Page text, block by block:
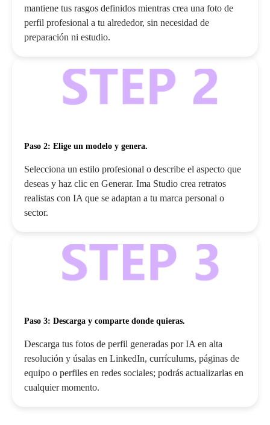
mantiene tus rasgos definidos mientras crea una foto de
perfil profesional a tu alrededor, sin necesidad de
preparación ni estudio.
Paso 2: Elige un modelo y genera.
Selecciona un estilo profesional o describe el aspecto que
deseas y haz clic en Generar. Ima Studio crea retratos
realistas con IA que se adaptan a tu marca personal o
sector.
Paso 3: Descarga y comparte donde quieras.
Descarga tus fotos de perfil generadas por IA en alta
resolución y úsalas en LinkedIn, currículums, páginas de
equipo o perfiles en redes sociales; podrás actualizarlas en
cualquier momento.